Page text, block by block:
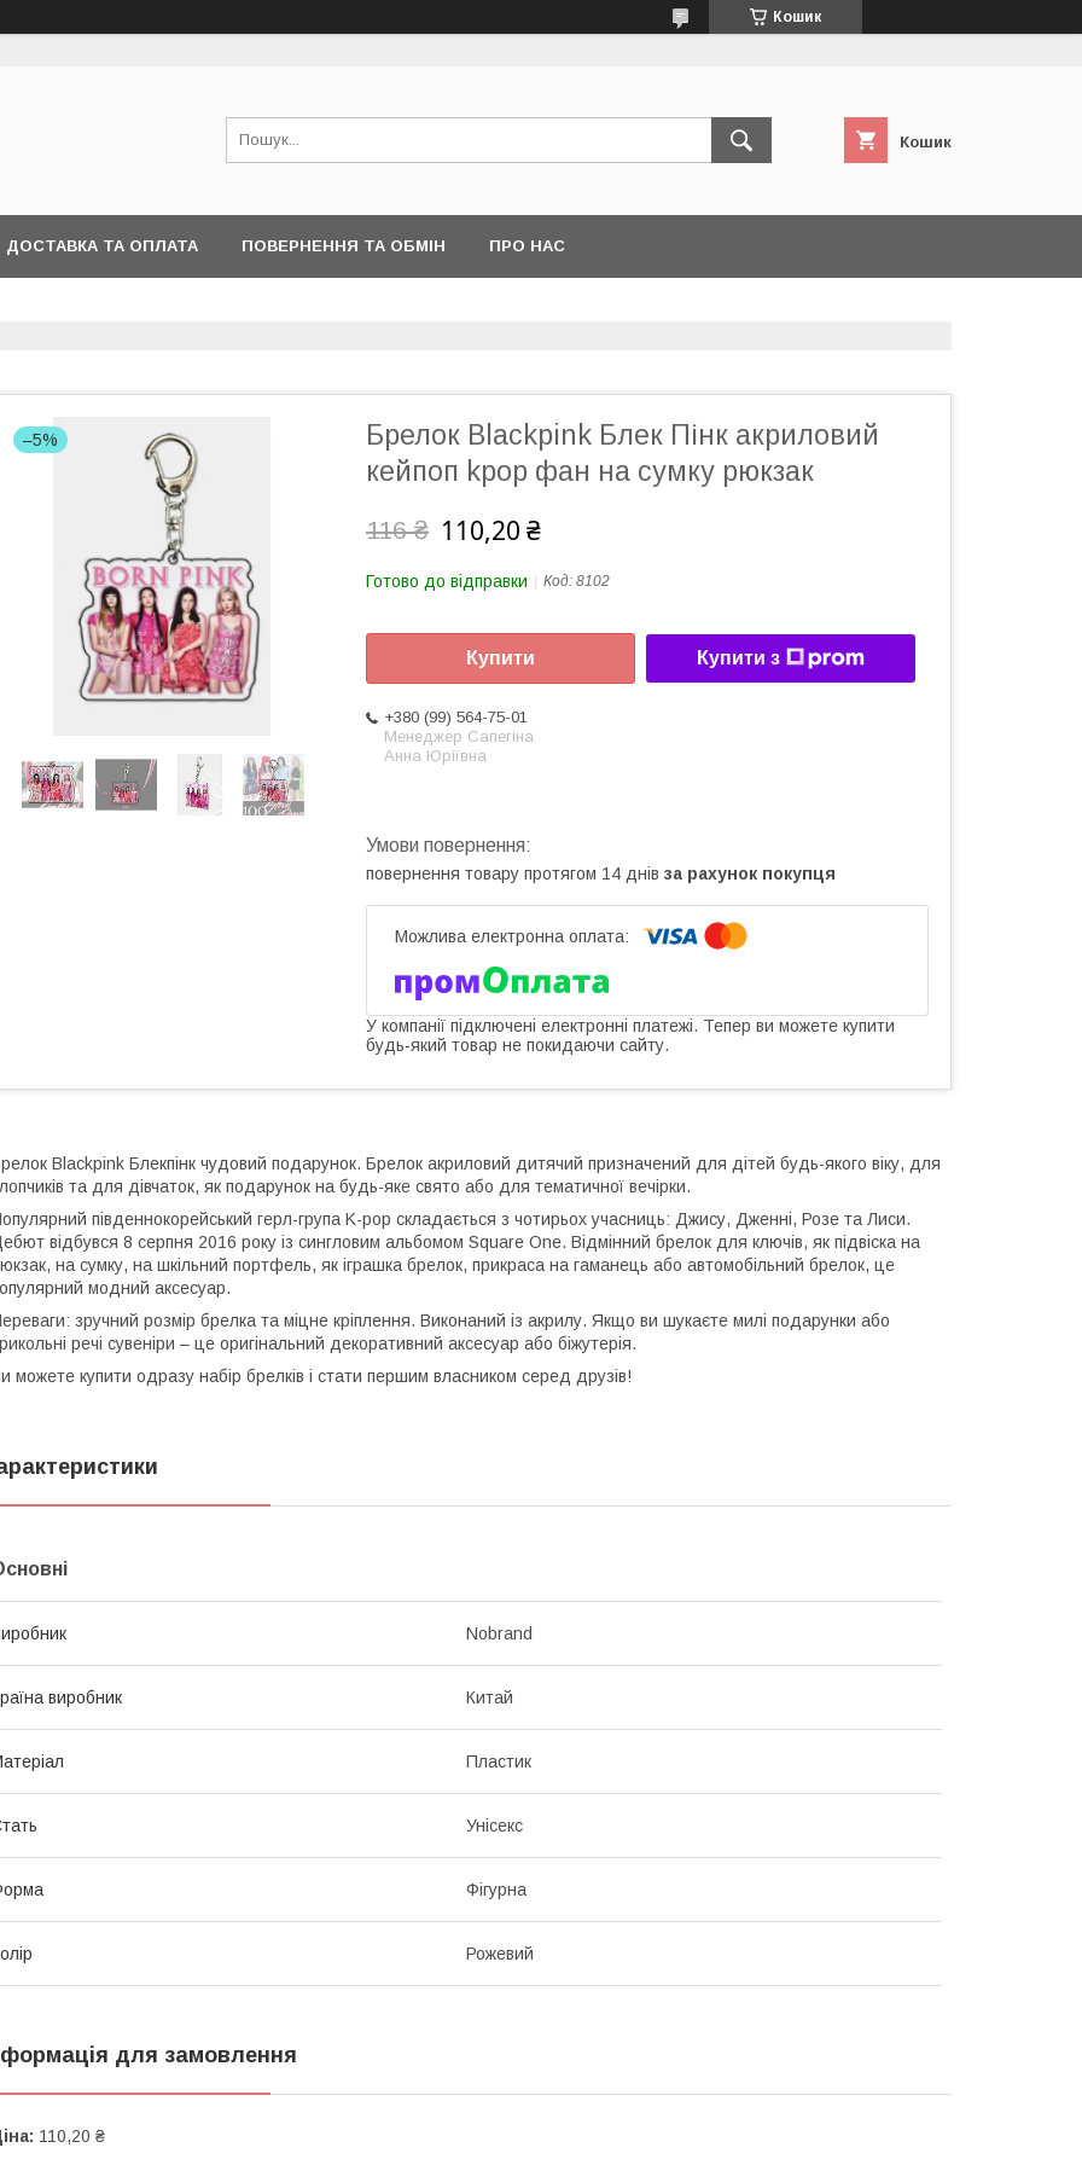
Кошик
Кошик
ДОСТАВКА ТА ОПЛАТА ПОВЕРНЕННЯ ТА ОБМІН ПРО НАС
–5%
Брелок Blackpink Блек Пінк акриловий
кейпоп kpop фан на сумку рюкзак
116 ₴ 110,20 ₴
Готово до відправки Код: 8102
Купити Купити з
+380 (99) 564-75-01
Менеджер Сапегіна
Анна Юріївна
повернення товару протягом 14 днів за рахунок покупця
У компанії підключені електронні платежі. Тепер ви можете купити
будь-який товар не покидаючи сайту.
Blackpink Блекпінк чудовий подарунок. Брелок акриловий дитячий призначений для дітей будь-якого віку, для
та для дівчаток, як подарунок на будь-яке свято або для тематичної вечірки.
південнокорейський герл-група K-pop складається з чотирьох учасниць: Джису, Дженні, Розе та Лиси.
відбувся 8 серпня 2016 року із сингловим альбомом Square One. Відмінний брелок для ключів, як підвіска на
на сумку, на шкільний портфель, як іграшка брелок, прикраса на гаманець або автомобільний брелок, це
модний аксесуар.
зручний розмір брелка та міцне кріплення. Виконаний із акрилу. Якщо ви шукаєте милі подарунки або
речі сувеніри – це оригінальний декоративний аксесуар або біжутерія.
можете купити одразу набір брелків і стати першим власником серед друзів!
Nobrand
виробник Китай
Пластик
Унісекс
Фігурна
Рожевий
для замовлення
110,20 ₴